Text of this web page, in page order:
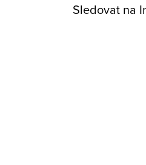
Sledovat na